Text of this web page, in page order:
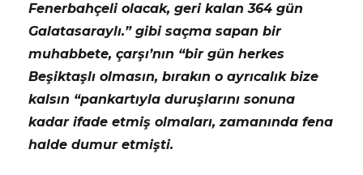
Fenerbahçeli olacak, geri kalan 364 gün
Galatasaraylı.” gibi saçma sapan bir
muhabbete, çarşı’nın “bir gün herkes
Beşiktaşlı olmasın, bırakın o ayrıcalık bize
kalsın “pankartıyla duruşlarını sonuna
kadar ifade etmiş olmaları, zamanında fena
halde dumur etmişti.